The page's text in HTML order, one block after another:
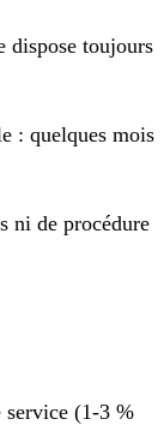
dispose toujours
: quelques mois
ni de procédure
service (1-3 %